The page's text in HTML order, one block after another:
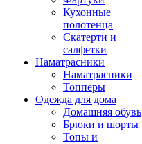
Кухонные
полотенца
Скатерти и
салфетки
Наматрасники
Наматрасники
Топперы
Одежда для дома
Домашняя обувь
Брюки и шорты
Топы и